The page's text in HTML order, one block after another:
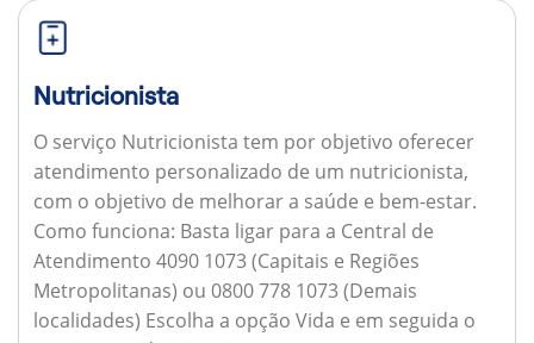
Nutricionista
O serviço Nutricionista tem por objetivo oferecer
atendimento personalizado de um nutricionista,
com o objetivo de melhorar a saúde e bem-estar.
Como funciona: Basta ligar para a Central de
Atendimento 4090 1073 (Capitais e Regiões
Metropolitanas) ou 0800 778 1073 (Demais
localidades) Escolha a opção Vida e em seguida o